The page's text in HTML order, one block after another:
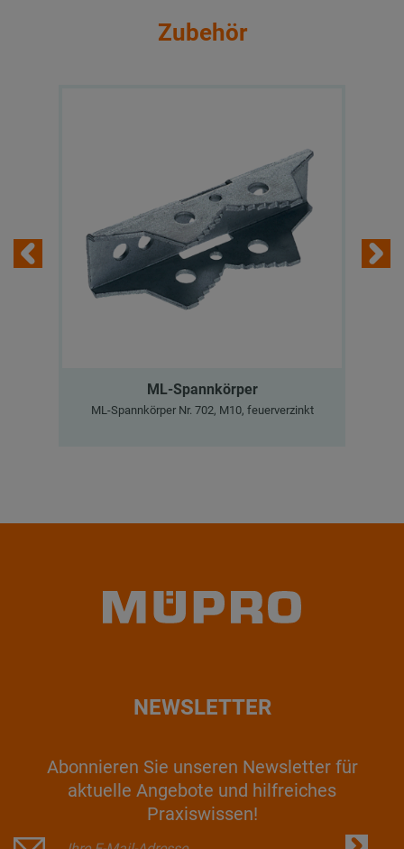
Zubehör
ML-Spannkörper
ML-Spannkörper Nr. 702, M10, feuerverzinkt
NEWSLETTER
Abonnieren Sie unseren Newsletter für
aktuelle Angebote und hilfreiches
Praxiswissen!